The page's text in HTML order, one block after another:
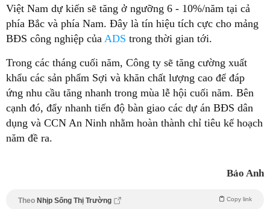
Việt Nam dự kiến sẽ tăng ở ngưỡng 6 - 10%/năm tại cả
phía Bắc và phía Nam. Đây là tín hiệu tích cực cho mảng
BĐS công nghiệp của ADS trong thời gian tới.
Trong các tháng cuối năm, Công ty sẽ tăng cường xuất
khẩu các sản phẩm Sợi và khăn chất lượng cao để đáp
ứng nhu cầu tăng nhanh trong mùa lễ hội cuối năm. Bên
cạnh đó, đẩy nhanh tiến độ bàn giao các dự án BĐS dân
dụng và CCN An Ninh nhằm hoàn thành chỉ tiêu kế hoạch
năm đề ra.
Bảo Anh
Theo Nhịp Sống Thị Trường Copy link